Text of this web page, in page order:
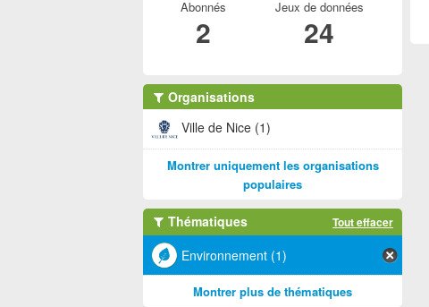
Abonnés
2
Jeux de données
24
Organisations
Ville de Nice (1)
Montrer uniquement les organisations
populaires
Thématiques Tout effacer
Environnement (1)
Montrer plus de thématiques